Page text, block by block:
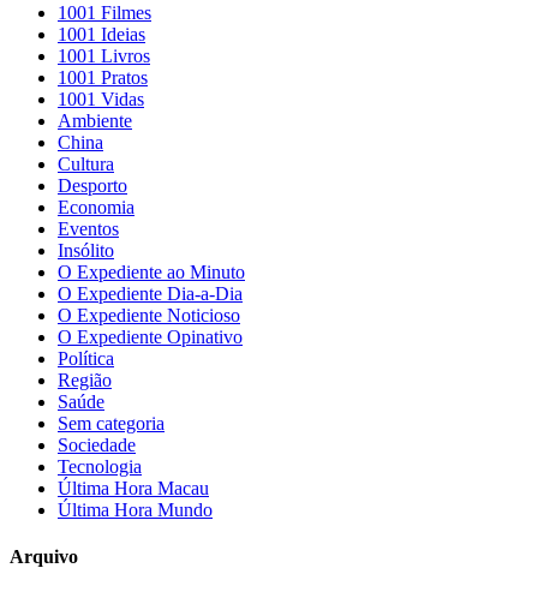
1001 Filmes
1001 Ideias
1001 Livros
1001 Pratos
1001 Vidas
Ambiente
China
Cultura
Desporto
Economia
Eventos
Insólito
O Expediente ao Minuto
O Expediente Dia-a-Dia
O Expediente Noticioso
O Expediente Opinativo
Política
Região
Saúde
Sem categoria
Sociedade
Tecnologia
Última Hora Macau
Última Hora Mundo
Arquivo